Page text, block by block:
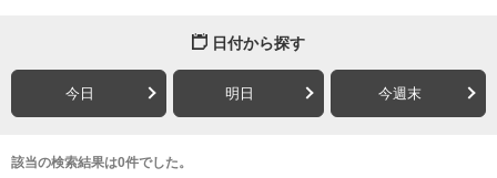
日付から探す
今日 明日 今週末
該当の検索結果は0件でした。